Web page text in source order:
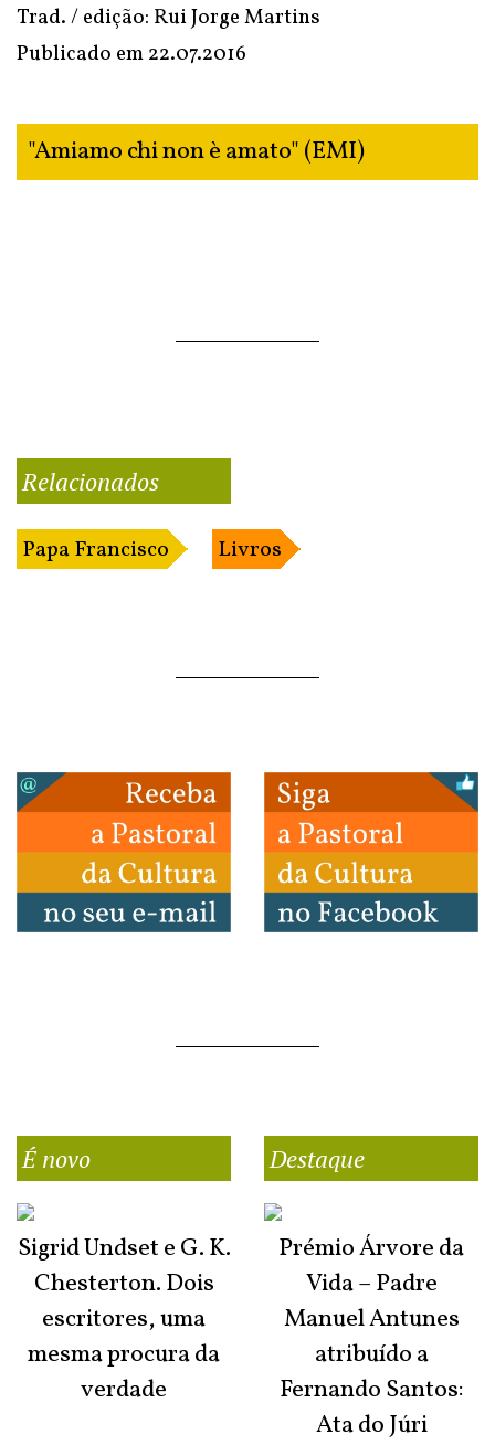
Trad. / edição: Rui Jorge Martins
Publicado em22.07.2016
"Amiamo chi non è amato" (EMI)
Relacionados
Papa Francisco Livros
É novo
Sigrid Undset e G. K.
Chesterton. Dois
escritores, uma
mesma procura da
verdade
Destaque
Prémio Árvore da
Vida – Padre
Manuel Antunes
atribuído a
Fernando Santos:
Ata do Júri